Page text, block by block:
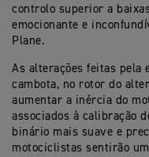
controlo superior a
emocionante e
Plane.
As alterações feitas pela
cambota, no rotor do
aumentar a inércia do
associados à calibração
binário mais suave e
motociclistas sentirão